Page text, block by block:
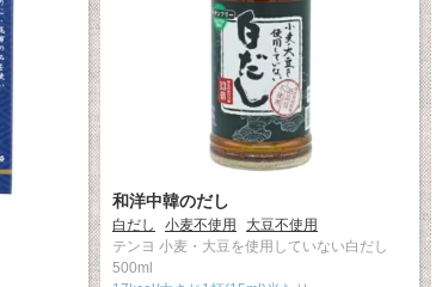
和洋中韓のだし
白だし 小麦不使用
大豆不使用
テンヨ 小麦・大豆を使用していない白だし
500ml